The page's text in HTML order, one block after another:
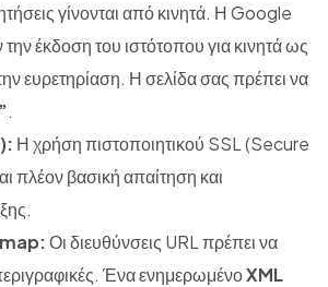
γίνονται από κινητά. Η Google
έκδοση του ιστότοπου για κινητά ως
ευρετηρίαση. Η σελίδα σας πρέπει να
.
Η χρήση πιστοποιητικού SSL (Secure
πλέον βασική απαίτηση και
Οι διευθύνσεις URL πρέπει να
Ένα ενημερωμένοXML